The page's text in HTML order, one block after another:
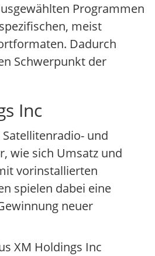
Programmen
meist
Dadurch
Schwerpunkt der
Inc
und
wie sich Umsatz und
vorinstallierten
spielen dabei eine
neuer
XM Holdings Inc